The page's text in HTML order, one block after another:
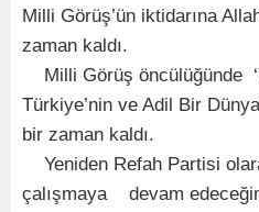
Milli Görüş’ün iktidarına
zaman kaldı.
Milli Görüş öncülüğünde
Türkiye’nin ve Adil Bir
bir zaman kaldı.
Yeniden Refah Partisi
çalışmaya devam